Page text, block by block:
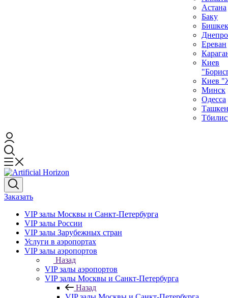
Астана
Баку
Бишкек
Ереван
Киев
Киев
Минск
Одесса
Заказать
VIP залы Москвы и Санкт-Петербурга
VIP залы Росcии
VIP залы Зарубежных стран
Услуги в аэропортах
VIP залы аэропортов
Назад
VIP залы аэропортов
VIP залы Москвы и Санкт-Петербурга
Назад